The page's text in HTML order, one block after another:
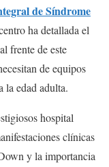
de Síndrome
ha detallada el
frente de este
de equipos
la edad adulta.
hospital
clínicas
y la importancia